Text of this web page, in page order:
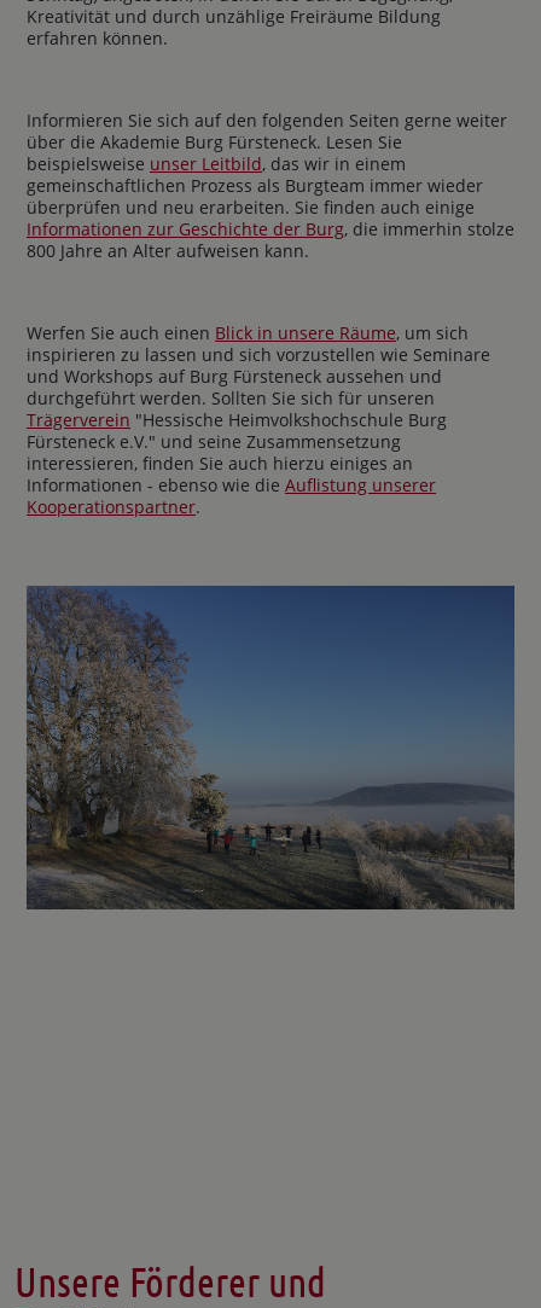
Kreativität und durch unzählige Freiräume Bildung
erfahren können.
Informieren Sie sich auf den folgenden Seiten gerne weiter
über die Akademie Burg Fürsteneck. Lesen Sie
beispielsweise unser Leitbild, das wir in einem
gemeinschaftlichen Prozess als Burgteam immer wieder
überprüfen und neu erarbeiten. Sie finden auch einige
Informationen zur Geschichte der Burg, die immerhin stolze
800 Jahre an Alter aufweisen kann.
Werfen Sie auch einen Blick in unsere Räume, um sich
inspirieren zu lassen und sich vorzustellen wie Seminare
und Workshops auf Burg Fürsteneck aussehen und
durchgeführt werden. Sollten Sie sich für unseren
Trägerverein "Hessische Heimvolkshochschule Burg
Fürsteneck e.V." und seine Zusammensetzung
interessieren, finden Sie auch hierzu einiges an
Informationen - ebenso wie die Auflistung unserer
Kooperationspartner.
Unsere Förderer und